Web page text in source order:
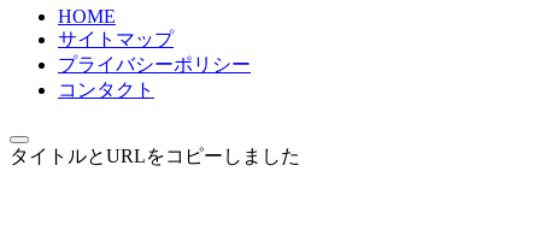
HOME
サイトマップ
プライバシーポリシー
コンタクト
タイトルとURLをコピーしました